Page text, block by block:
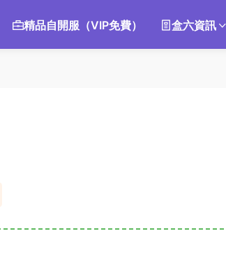
精品自開服（VIP免費） 盒六資訊